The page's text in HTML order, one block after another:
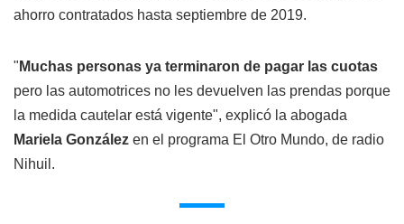
ahorro contratados hasta septiembre de 2019.
" Muchas personas ya terminaron de pagar las cuotas
pero las automotrices no les devuelven las prendas porque
la medida cautelar está vigente", explicó la abogada
Mariela González en el programa El Otro Mundo, de radio
Nihuil.